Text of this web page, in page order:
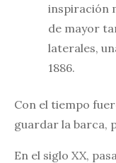
inspiración
de mayor
laterales,
1886.
Con el tiempo
guardar la barca,
En el siglo XX,